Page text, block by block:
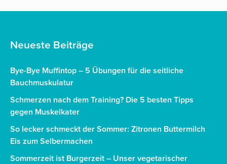
Neueste Beiträge
Bye-Bye Muffintop – 5 Übungen für die seitliche
Bauchmuskulatur
Schmerzen nach dem Training? Die 5 besten Tipps
gegen Muskelkater
So lecker schmeckt der Sommer: Zitronen Buttermilch
Eis zum Selbermachen
Sommerzeit ist Burgerzeit – Unser vegetarischer